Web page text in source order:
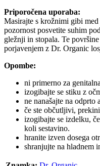
Priporočena uporaba:
Masirajte s krožnimi gibi
pozornost posvetite suhim
gležnji in stopala. Te
porjavenjem z Dr. Organic
Opombe:
ni primerno za
izogibajte se stiku z
ne nanašajte na odprto
če ste občutljivi,
izogibajte se izdelku,
koli sestavino.
hranite izven dosega
shranjujte na hladnem